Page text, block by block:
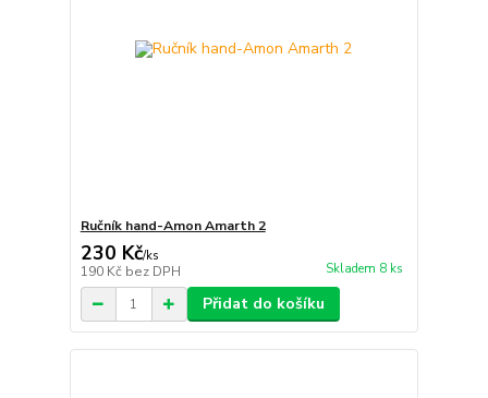
Ručník hand-Amon Amarth 2
230 Kč/ks
190 Kč bez DPH Skladem 8 ks
Přidat do košíku